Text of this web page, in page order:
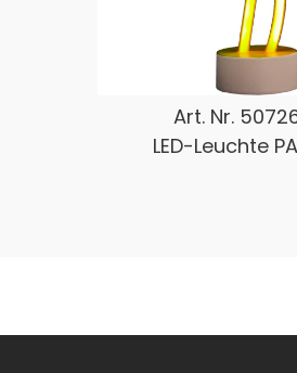
Art. Nr.
LED-Leuchte